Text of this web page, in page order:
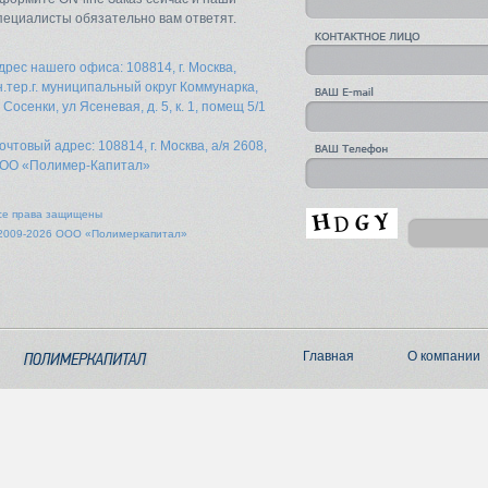
обязательно вам ответят.
нашего офиса: 108814, г. Москва,
муниципальный округ Коммунарка,
Сосенки, ул Ясеневая, д. 5, к. 1, помещ 5/1
адрес: 108814, г. Москва, а/я 2608,
«Полимер-Капитал»
права защищены
2026 ООО «Полимеркапитал»
Главная О компании